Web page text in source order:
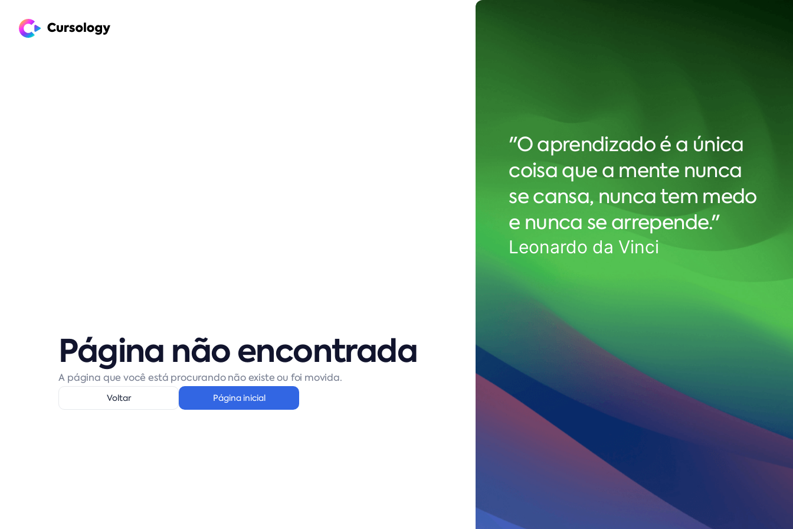
Página não encontrada
A página que você está procurando não existe ou foi movida.
Voltar Página inicial